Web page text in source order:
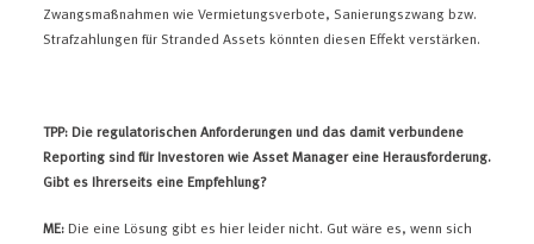
Zwangsmaßnahmen wie Vermietungsverbote, Sanierungszwang bzw.
Strafzahlungen für Stranded Assets könnten diesen Effekt verstärken.
TPP: Die regulatorischen Anforderungen und das damit verbundene
Reporting sind für Investoren wie Asset Manager eine Herausforderung.
Gibt es Ihrerseits eine Empfehlung?
ME: Die eine Lösung gibt es hier leider nicht. Gut wäre es, wenn sich